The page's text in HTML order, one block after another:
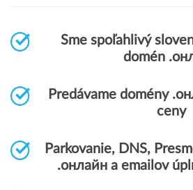
Sme spoľahlivý
domén
Predávame domény
ceny
Parkovanie, DNS,
.онлайн a emailov